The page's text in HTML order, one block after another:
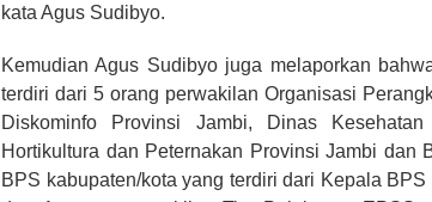
kata Agus Sudibyo.
Kemudian Agus Sudibyo juga melaporkan
terdiri dari 5 orang perwakilan Organisasi
Diskominfo Provinsi Jambi, Dinas
Hortikultura dan Peternakan Provinsi Jambi dan
BPS kabupaten/kota yang terdiri dari Kepala